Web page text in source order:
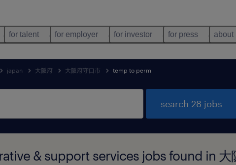
for talent for employer for investor for press about
japan 大阪府 大阪府守口市 temp to perm
search 28 jobs
& support services jobs found in 大